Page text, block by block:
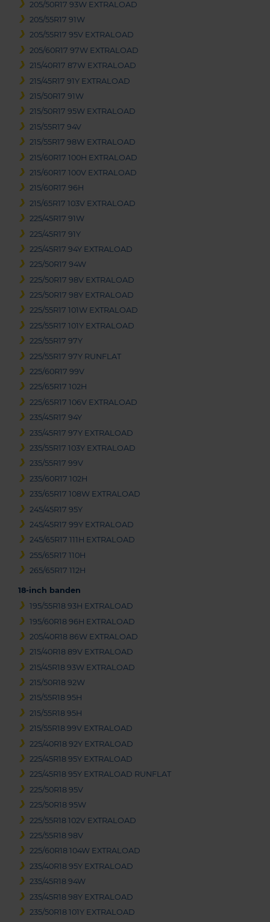
205/50R17 93W EXTRALOAD
205/55R17 91W
205/55R17 95V EXTRALOAD
205/60R17 97W EXTRALOAD
215/40R17 87W EXTRALOAD
215/45R17 91Y EXTRALOAD
215/50R17 91W
215/50R17 95W EXTRALOAD
215/55R17 94V
215/55R17 98W EXTRALOAD
215/60R17 100H EXTRALOAD
215/60R17 100V EXTRALOAD
215/60R17 96H
215/65R17 103V EXTRALOAD
225/45R17 91W
225/45R17 91Y
225/45R17 94Y EXTRALOAD
225/50R17 94W
225/50R17 98V EXTRALOAD
225/50R17 98Y EXTRALOAD
225/55R17 101W EXTRALOAD
225/55R17 101Y EXTRALOAD
225/55R17 97Y
225/55R17 97Y RUNFLAT
225/60R17 99V
225/65R17 102H
225/65R17 106V EXTRALOAD
235/45R17 94Y
235/45R17 97Y EXTRALOAD
235/55R17 103Y EXTRALOAD
235/55R17 99V
235/60R17 102H
235/65R17 108W EXTRALOAD
245/45R17 95Y
245/45R17 99Y EXTRALOAD
245/65R17 111H EXTRALOAD
255/65R17 110H
265/65R17 112H
18-inch banden
195/55R18 93H EXTRALOAD
195/60R18 96H EXTRALOAD
205/40R18 86W EXTRALOAD
215/40R18 89V EXTRALOAD
215/45R18 93W EXTRALOAD
215/50R18 92W
215/55R18 95H
215/55R18 95H
215/55R18 99V EXTRALOAD
225/40R18 92Y EXTRALOAD
225/45R18 95Y EXTRALOAD
225/45R18 95Y EXTRALOAD RUNFLAT
225/50R18 95V
225/50R18 95W
225/55R18 102V EXTRALOAD
225/55R18 98V
225/60R18 104W EXTRALOAD
235/40R18 95Y EXTRALOAD
235/45R18 94W
235/45R18 98Y EXTRALOAD
235/50R18 101Y EXTRALOAD